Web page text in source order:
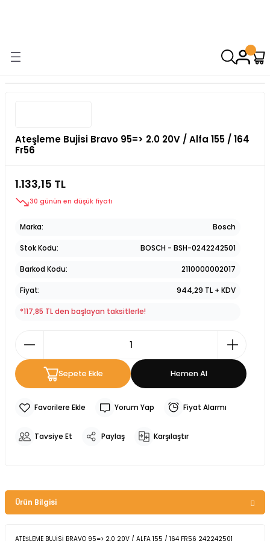
Ateşleme Bujisi Bravo 95=> 2.0 20V / Alfa 155 / 164
Fr56
1.133,15 TL
30 günün en düşük fiyatı
Marka Bosch
Stok Kodu BOSCH - BSH-0242242501
Barkod Kodu 2110000002017
Fiyat 944,29 TL + KDV
*117,85 TL den başlayan taksitlerle!
Sepete Ekle Hemen Al
Yorum Yap Fiyat Alarmı
Tavsiye Et Paylaş Karşılaştır
Ürün Bilgisi
ATEŞLEME BUJİSİ BRAVO 95=> 2.0 20V / ALFA 155 / 164 FR56 242242501